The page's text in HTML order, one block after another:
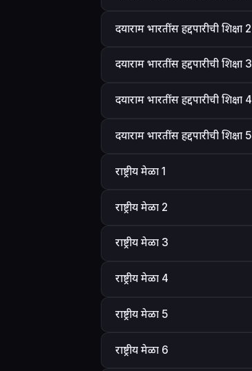
दयाराम भारतींस हद्दपारीची शिक्षा 2
दयाराम भारतींस हद्दपारीची शिक्षा 3
दयाराम भारतींस हद्दपारीची शिक्षा 4
दयाराम भारतींस हद्दपारीची शिक्षा 5
राष्ट्रीय मेळा 1
राष्ट्रीय मेळा 2
राष्ट्रीय मेळा 3
राष्ट्रीय मेळा 4
राष्ट्रीय मेळा 5
राष्ट्रीय मेळा 6